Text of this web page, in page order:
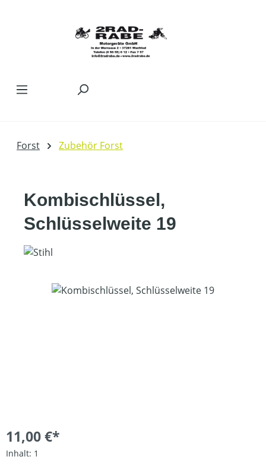
Forst Zubehör Forst
Kombischlüssel,
Schlüsselweite 19
Bildergalerie überspringen
11,00 €*
Inhalt: 1